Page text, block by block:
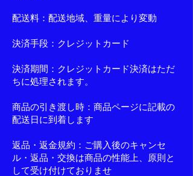
配送料：配送地域、重量により変動
決済手段：クレジットカード
決済期間：クレジットカード決済はただ
ちに処理されます。
商品の引き渡し時：商品ページに記載の
配送日に到着します
返品・返金規約：ご購入後のキャンセ
ル・返品・交換は商品の性能上、原則と
して受け付けておりませ